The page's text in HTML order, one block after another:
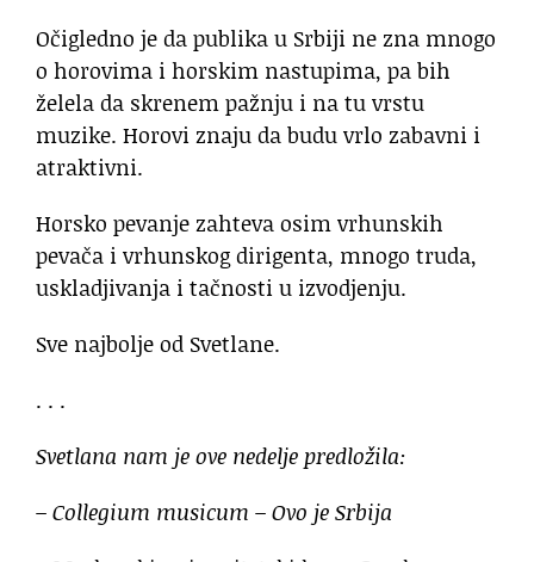
Očigledno je da publika u Srbiji ne zna mnogo
o horovima i horskim nastupima, pa bih
želela da skrenem pažnju i na tu vrstu
muzike. Horovi znaju da budu vrlo zabavni i
atraktivni.
Horsko pevanje zahteva osim vrhunskih
pevača i vrhunskog dirigenta, mnogo truda,
uskladjivanja i tačnosti u izvodjenju.
Sve najbolje od Svetlane.
. . .
Svetlana nam je ove nedelje predložila:
– Collegium musicum – Ovo je Srbija